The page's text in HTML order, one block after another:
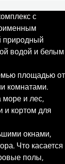
с
природный
водой и белым
площадью от
комнатами.
море и лес,
и кортом для
окнами,
Что касается
полы,